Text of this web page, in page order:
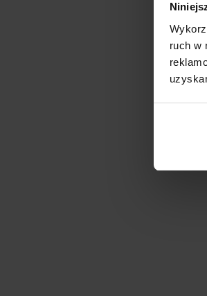
ruch w